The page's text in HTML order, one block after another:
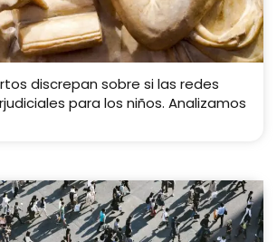
discrepan sobre si las redes
para los niños. Analizamos